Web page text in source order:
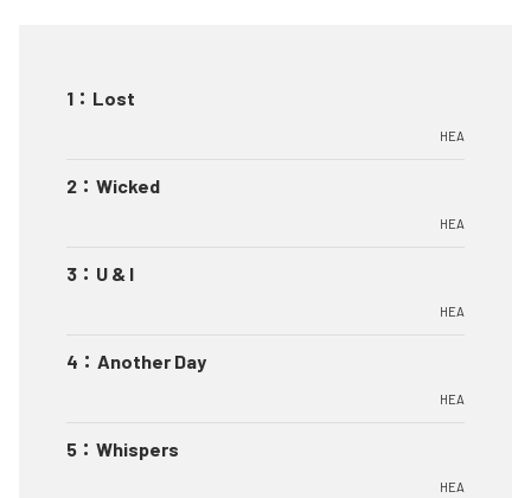
1 ： Lost
HEA
2 ： Wicked
HEA
3 ： U & I
HEA
4 ： Another Day
HEA
5 ： Whispers
HEA